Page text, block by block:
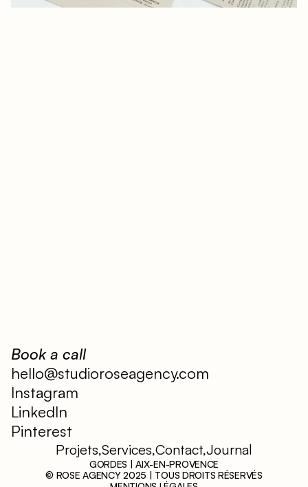
Book a call
hello@studioroseagency.com
Instagram
LinkedIn
Pinterest
Projets,Services,Contact,Journal
© ROSE AGENCY 2025 | TOUS DROITS RÉSERVÉS
GORDES | AIX-EN-PROVENCE